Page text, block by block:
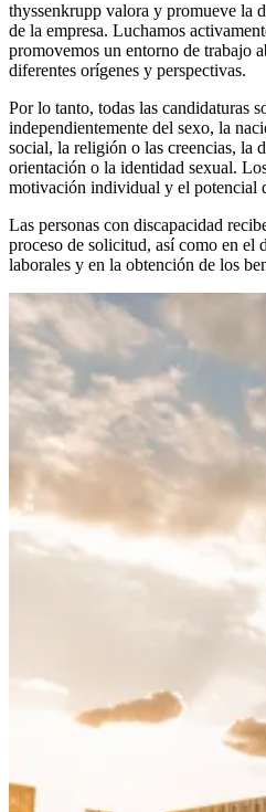
thyssenkrupp valora y promueve la
de la empresa. Luchamos
promovemos un entorno de trabajo
diferentes orígenes y perspectivas.
Por lo tanto, todas las candidaturas
independientemente del sexo, la
social, la religión o las creencias, la
orientación o la identidad sexual.
motivación individual y el potencial
Las personas con discapacidad
proceso de solicitud, así como en el
laborales y en la obtención de los